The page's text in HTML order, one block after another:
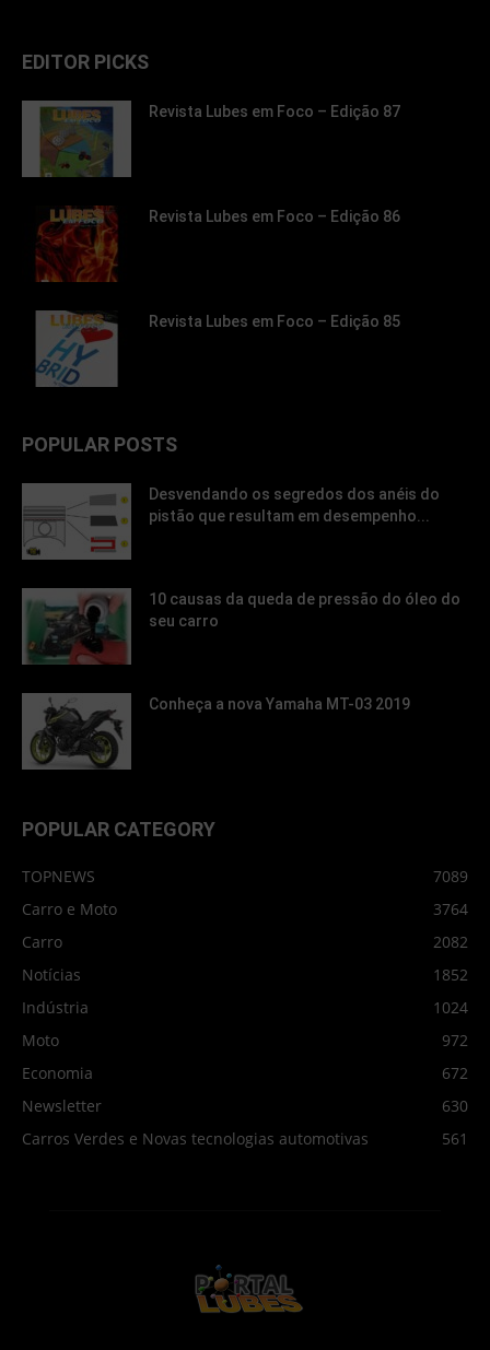
EDITOR PICKS
Revista Lubes em Foco – Edição 87
Revista Lubes em Foco – Edição 86
Revista Lubes em Foco – Edição 85
POPULAR POSTS
Desvendando os segredos dos anéis do
pistão que resultam em desempenho...
10 causas da queda de pressão do óleo do
seu carro
Conheça a nova Yamaha MT-03 2019
POPULAR CATEGORY
TOPNEWS
7089
Carro e Moto
3764
Carro
2082
Notícias
1852
Indústria
1024
Moto
972
Economia
672
Newsletter
630
Carros Verdes e Novas tecnologias automotivas
561